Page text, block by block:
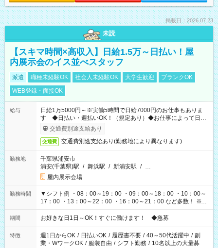
掲載日：2026.07.23
未読
【スキマ時間×高収入】日給1.5万～日払い！屋
内展示会のイス並べスタッフ
派遣 職種未経験OK 社会人未経験OK 大学生歓迎
ブランクOK
WEB登録・面接OK
給与
日給1万5000円～※実働5時間で日給7000円のお仕事もありま
す ◆日払い・週払いOK！（規定あり）◆お仕事によって日給
も異なります
交通費別途支給あり
交通費 交通費別途支給あり(勤務地により異なります)
勤務地
千葉県浦安市
浦安(千葉県)駅 / 舞浜駅 / 新浦安駅 / …
屋内展示会場
勤務時間
▼シフト例 ・08：00～19：00 ・09：00～18：00 ・10：00～
17：00 ・13：00～22：00 ・16：00～21：00 など多数！ ※お
仕事により勤務時間が異なります
期間 お好きな日1日～OK！すぐに働けます！ ◆急募
特徴 週1日からOK / 日払いOK / 履歴書不要 / 40～50代活躍中 / 副
業・WワークOK / 服装自由 / シフト勤務 / 10名以上の大量募